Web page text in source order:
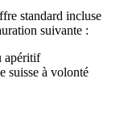
standard incluse
suivante :
apéritif
suisse à volonté